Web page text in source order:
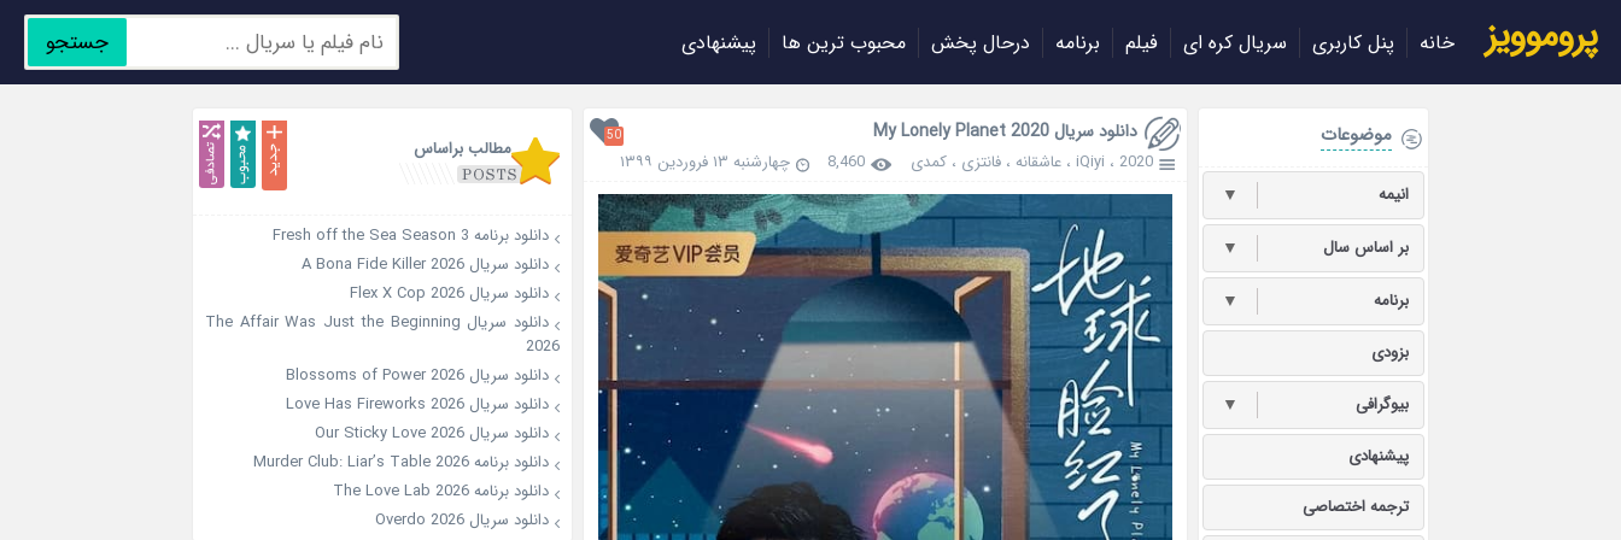
پروموویز خانه پنل کاربری سریال کره ای فیلم برنامه درحال پخش محبوب ترین ها پیشنهادی جستجو
دانلود سریال My Lonely Planet 2020 50
2020 ، iQiyi ، عاشقانه ، فانتزی ، کمدی 8,460 چهارشنبه ۱۳ فروردین ۱۳۹۹
موضوعات
انیمه ▼
بر اساس سال ▼
برنامه ▼
بزودی
بیوگرافی ▼
پیشنهادی
ترجمه اختصاصی
مطالب براساس
دانلود برنامه Fresh off the Sea Season 3
دانلود سریال A Bona Fide Killer 2026
دانلود سریال Flex X Cop 2026
دانلود سریال The Affair Was Just the Beginning
2026
دانلود سریال Blossoms of Power 2026
دانلود سریال Love Has Fireworks 2026
دانلود سریال Our Sticky Love 2026
دانلود برنامه Murder Club: Liar’s Table 2026
دانلود برنامه The Love Lab 2026
دانلود سریال Overdo 2026